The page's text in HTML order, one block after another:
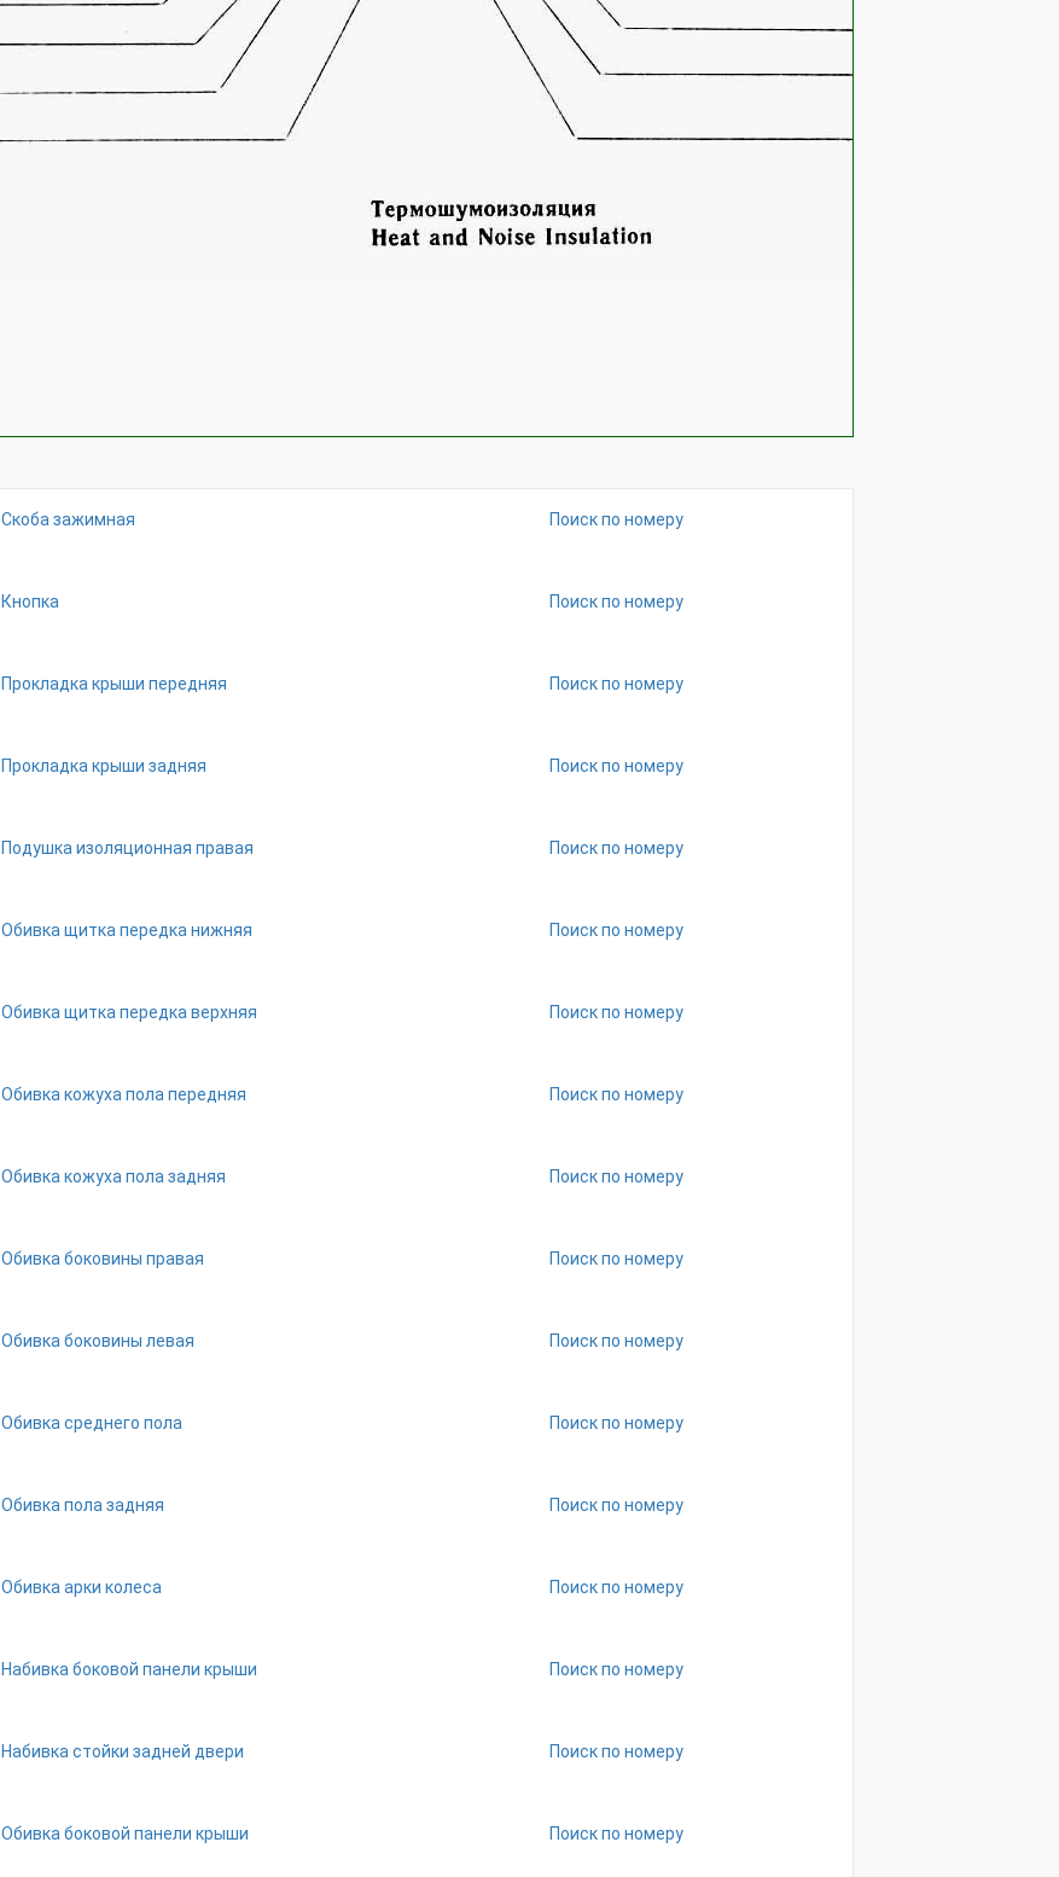
Скоба зажимная Поиск по номеру
Кнопка Поиск по номеру
Прокладка крыши передняя Поиск по номеру
Прокладка крыши задняя Поиск по номеру
Подушка изоляционная правая Поиск по номеру
Обивка щитка передка нижняя Поиск по номеру
Обивка щитка передка верхняя Поиск по номеру
Обивка кожуха пола передняя Поиск по номеру
Обивка кожуха пола задняя Поиск по номеру
Обивка боковины правая Поиск по номеру
Обивка боковины левая Поиск по номеру
Обивка среднего пола Поиск по номеру
Обивка пола задняя Поиск по номеру
Обивка арки колеса Поиск по номеру
Набивка боковой панели крыши Поиск по номеру
Набивка стойки задней двери Поиск по номеру
Обивка боковой панели крыши Поиск по номеру